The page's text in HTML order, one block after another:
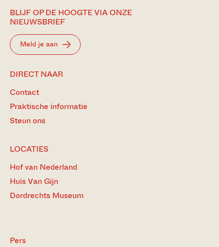
BLIJF OP DE HOOGTE VIA ONZE
NIEUWSBRIEF
Meld je aan
DIRECT NAAR
Contact
Praktische informatie
Steun ons
LOCATIES
Hof van Nederland
Huis Van Gijn
Dordrechts Museum
Pers